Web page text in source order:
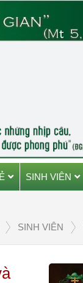
SINH VIÊN
SINH VIÊN